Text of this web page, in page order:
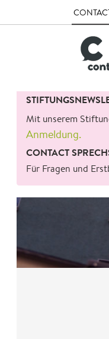
nach:
Mit unserem
Anmeldung.
CONTACT
Für Fragen und